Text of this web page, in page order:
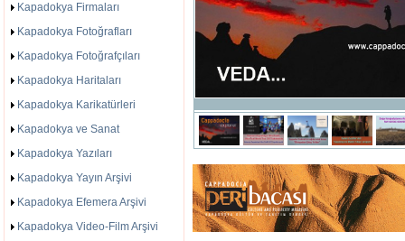
Kapadokya Firmaları
Kapadokya Fotoğrafları
Kapadokya Fotoğrafçıları
Kapadokya Haritaları
Kapadokya Karikatürleri
Kapadokya ve Sanat
Kapadokya Yazıları
Kapadokya Yayın Arşivi
Kapadokya Efemera Arşivi
Kapadokya Video-Film Arşivi